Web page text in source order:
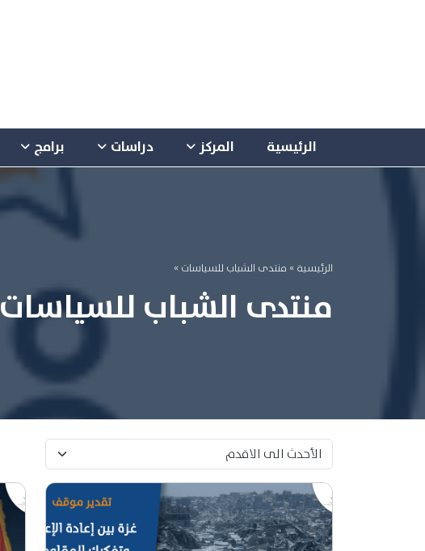
الرئيسية المركز دراسات برامج
الرئيسية » منتدى الشباب للسياسات »
منتدى الشباب للسياسات